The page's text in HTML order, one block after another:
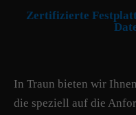
Zertifizierte
In Traun bieten wir
die speziell auf die